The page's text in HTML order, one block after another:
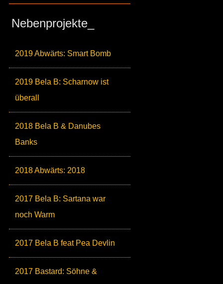
Nebenprojekte_
2019 Abwärts: Smart Bomb
2019 Bela B: Scharnow ist
überall
2018 Bela B & Danubes
Banks
2018 Abwärts: 2018
2017 Bela B: Sartana war
noch Warm
2017 Bela B feat Pea Devlin
2017 Bastard: Söhne &